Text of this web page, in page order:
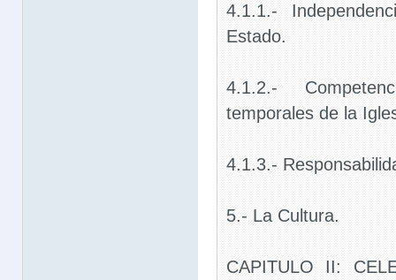
4.1.1.-
Estado.
4.1.2.-
temporales de la
4.1.3.-
5.- La Cultura.
CAPITULO II: